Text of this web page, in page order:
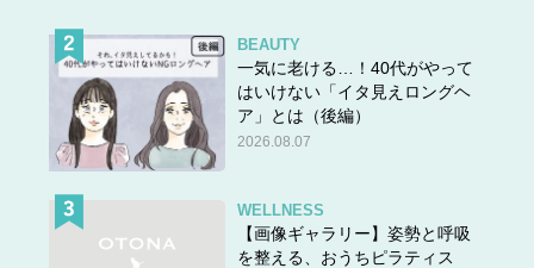
★他の問題にもチャレンジ！
BEAUTY
一気に老ける…！40代がやって
はいけない「イタ見えロングヘ
ア」とは（後編）
2026.08.07
WELLNESS
【画像ギャラリー】姿勢と呼吸
を整える、おうちピラティス